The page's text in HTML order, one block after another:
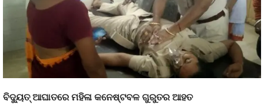
ବିଦ୍ୟୁତ୍‌‌ ଆଘାତରେ ମହିଳା କନେଷ୍ଟବଳ ଗୁରୁତର ଆହତ